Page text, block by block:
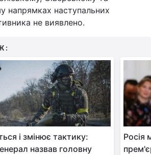
напрямках наступальних
не виявлено.
і змінює тактику:
назвав головну
Росія